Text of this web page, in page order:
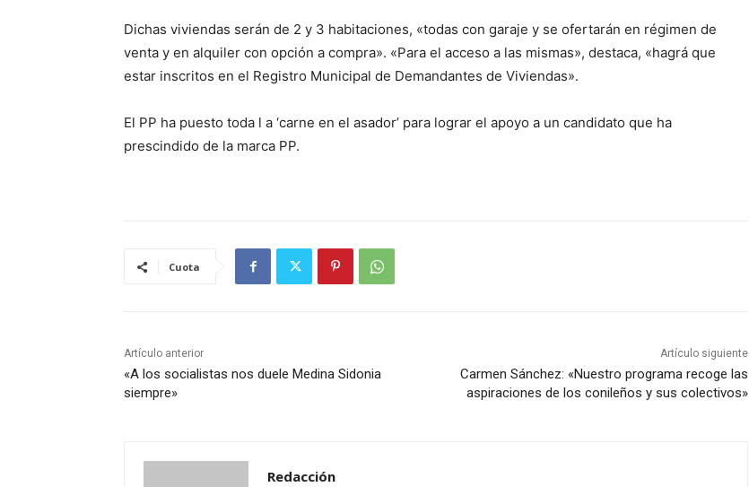
Dichas viviendas serán de 2 y 3 habitaciones, «todas con garaje y se ofertarán en régimen de
venta y en alquiler con opción a compra». «Para el acceso a las mismas», destaca, «hagrá que
estar inscritos en el Registro Municipal de Demandantes de Viviendas».
El PP ha puesto toda l a ‘carne en el asador’ para lograr el apoyo a un candidato que ha
prescindido de la marca PP.
Cuota
Artículo anterior
«A los socialistas nos duele Medina Sidonia
siempre»
Artículo siguiente
Carmen Sánchez: «Nuestro programa recoge las
aspiraciones de los conileños y sus colectivos»
Redacción